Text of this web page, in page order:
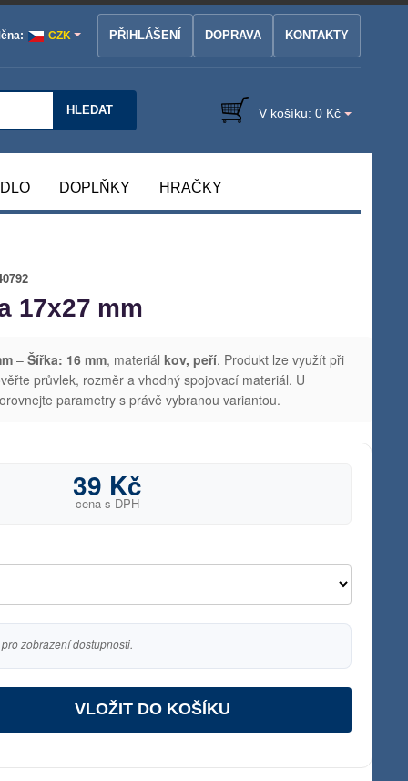
CZK PŘIHLÁŠENÍ DOPRAVA KONTAKTY
HLEDAT V košíku: 0 Kč
DOPLŇKY HRAČKY
17x27 mm
– Šířka: 16 mm, materiál kov, peří. Produkt lze využít při
průvlek, rozměr a vhodný spojovací materiál. U
parametry s právě vybranou variantou.
39 Kč
cena s DPH
zobrazení dostupnosti.
VLOŽIT DO KOŠÍKU